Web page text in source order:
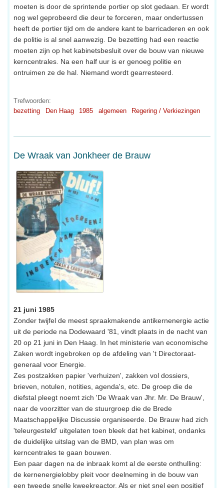
moeten is door de sprintende portier op slot gedaan. Er wordt
nog wel geprobeerd die deur te forceren, maar ondertussen
heeft de portier tijd om de andere kant te barricaderen en ook
de politie is al snel aanwezig. De bezetting had een reactie
moeten zijn op het kabinetsbesluit over de bouw van nieuwe
kerncentrales. Na een half uur is er genoeg politie en
ontruimen ze de hal. Niemand wordt gearresteerd.
Trefwoorden:
bezetting
Den Haag 1985 algemeen Regering / Verkiezingen
De Wraak van Jonkheer de Brauw
21 juni 1985
Zonder twijfel de meest spraakmakende antikernenergie actie
uit de periode na Dodewaard '81, vindt plaats in de nacht van
20 op 21 juni in Den Haag. In het ministerie van economische
Zaken wordt ingebroken op de afdeling van 't Directoraat-
generaal voor Energie.
Zes postzakken papier 'verhuizen', zakken vol dossiers,
brieven, notulen, notities, agenda's, etc. De groep die de
diefstal pleegt noemt zich 'De Wraak van Jhr. Mr. De Brauw',
naar de voorzitter van de stuurgroep die de Brede
Maatschappelijke Discussie organiseerde. De Brauw had zich
'teleurgesteld' uitgelaten toen bleek dat het kabinet, ondanks
de duidelijke uitslag van de BMD, van plan was om
kerncentrales te gaan bouwen.
Een paar dagen na de inbraak komt al de eerste onthulling:
de kernenergielobby pleit voor deelneming in de bouw van
een tweede snelle kweekreactor. Als er niet snel een positief